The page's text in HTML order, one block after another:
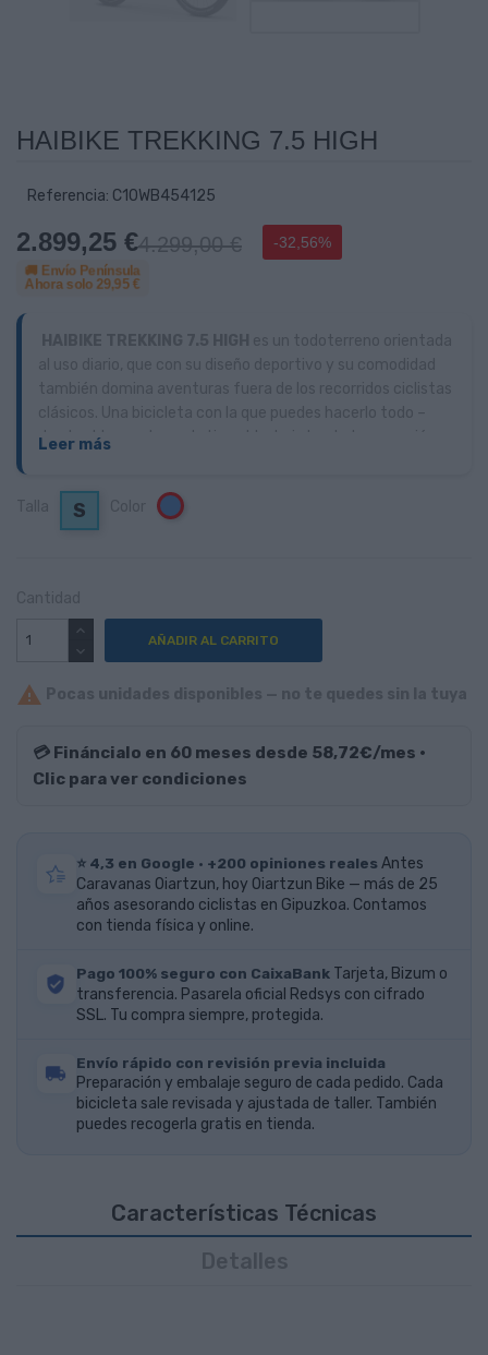
HAIBIKE TREKKING 7.5 HIGH
Referencia: C10WB454125
2.899,25 €4.299,00 € -32,56%
🚚 Envío Península
Ahora solo 29,95 €
desde el trayecto matutino al trabajo hasta la excursión
Leer más
S Azul
AÑADIR AL CARRITO

💳 Fináncialo en 60 meses desde 58,72€/mes ·
Clic para ver condiciones
⭐ 4,3 en Google · +200 opiniones reales Antes
Caravanas Oiartzun, hoy Oiartzun Bike — más de 25
años asesorando ciclistas en Gipuzkoa. Contamos
con tienda física y online.
Pago 100% seguro con CaixaBank Tarjeta, Bizum o
transferencia. Pasarela oficial Redsys con cifrado
SSL. Tu compra siempre, protegida.
Envío rápido con revisión previa incluida
Preparación y embalaje seguro de cada pedido. Cada
bicicleta sale revisada y ajustada de taller. También
puedes recogerla gratis en tienda.
Características Técnicas